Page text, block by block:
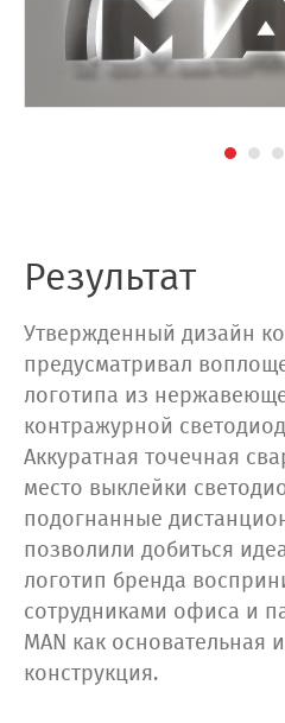
Результат
Утвержденный дизайн
предусматривал
логотипа из
контражурной
Аккуратная точечная
место выклейки
подогнанные
позволили добиться
логотип бренда
сотрудниками офиса и
MAN как основательная
конструкция.